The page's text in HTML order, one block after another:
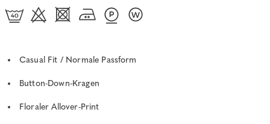
Casual Fit / Normale Passform
Button-Down-Kragen
Floraler Allover-Print